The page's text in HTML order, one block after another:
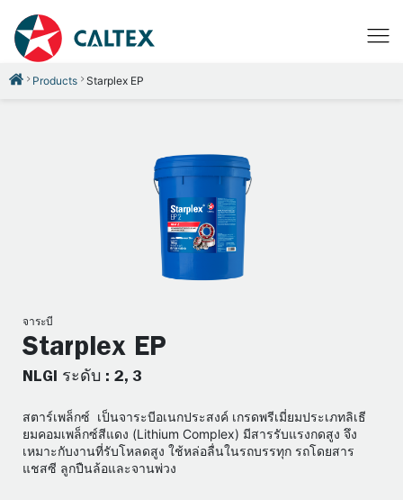
Products Starplex EP
จาระบี
Starplex EP
NLGI ระดับ : 2, 3
สตาร์เพล็กซ์ เป็นจาระบีอเนกประสงค์ เกรดพรีเมี่ยมประเภทลิเธี
ยมคอมเพล็กซ์สีแดง (Lithium Complex) มีสารรับแรงกดสูง จึง
เหมาะกับงานที่รับโหลดสูง ใช้หล่อลื่นในรถบรรทุก รถโดยสาร
แชสซี ลูกปืนล้อและจานพ่วง